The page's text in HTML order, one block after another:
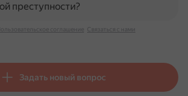
преступности?
Пользовательское соглашение Связаться с нами
Задать новый вопрос